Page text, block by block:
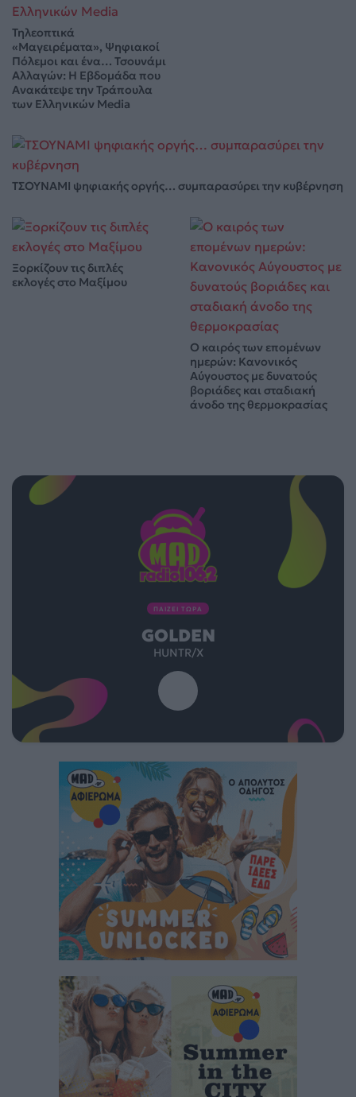
Τηλεοπτικά
«Μαγειρέματα», Ψηφιακοί
Πόλεμοι και ένα… Τσουνάμι
Αλλαγών: Η Εβδομάδα που
Ανακάτεψε την Τράπουλα
των Ελληνικών Media
ΤΣΟΥΝΑΜΙ ψηφιακής οργής… συμπαρασύρει την κυβέρνηση
Ξορκίζουν τις διπλές
εκλογές στο Μαξίμου
Ο καιρός των επομένων
ημερών: Κανονικός
Αύγουστος με δυνατούς
βοριάδες και σταδιακή
άνοδο της θερμοκρασίας
ΠΑΙΖΕΙ ΤΩΡΑ
GOLDEN
HUNTR/X